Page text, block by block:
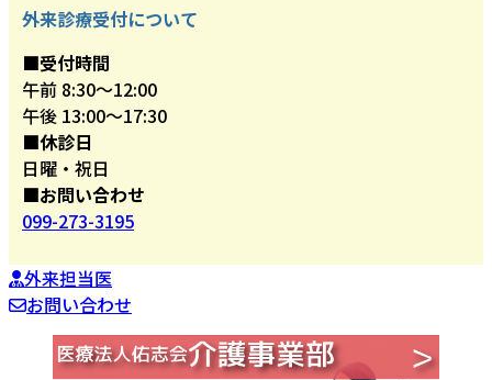
外来診療受付について
■受付時間
午前 8:30～12:00
午後 13:00～17:30
■休診日
日曜・祝日
■お問い合わせ
099-273-3195
外来担当医
お問い合わせ